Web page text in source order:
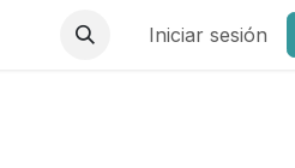
Iniciar sesión